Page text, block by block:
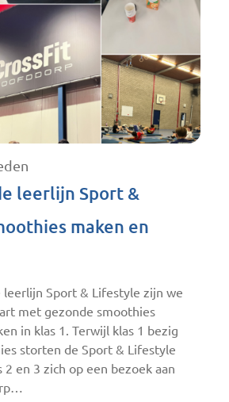
leerlijn Sport &
maken en
leerlijn Sport & Lifestyle zijn we
met gezonde smoothies
in klas 1. Terwijl klas 1 bezig
storten de Sport & Lifestyle
en 3 zich op een bezoek aan